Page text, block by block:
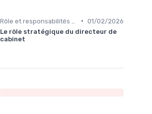
• 01/02/2026
Le rôle stratégique du directeur de
cabinet